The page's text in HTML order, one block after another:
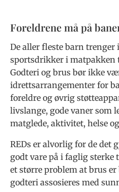
Foreldrene må på
De aller fleste barn trenger
sportsdrikker i matpakken
Godteri og brus bør ikke
idrettsarrangementer for
foreldre og øvrig
livslange, gode vaner som
matglede, aktivitet, helse
REDs er alvorlig for de det
godt vare på i faglig sterke
et større problem at brus
godteri assosieres med